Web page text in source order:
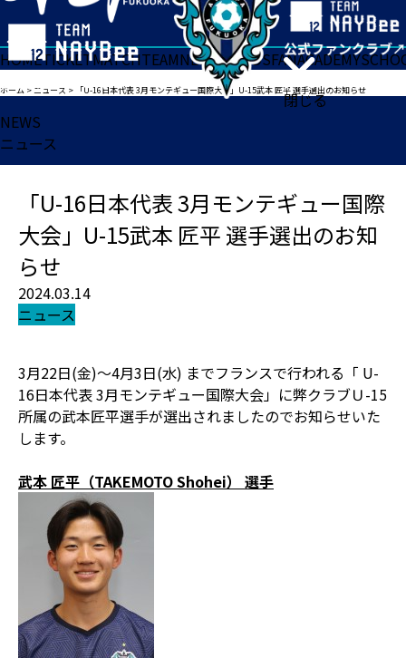
閉じる
HOMETICKETMATCHTEAMNEWSGOODSFANACADEMY
ホーム >ニュース > 「U-16日本代表 3月モンテギュー国際大会」U-15武本 匠平 選手選出のお知らせ
NEWS
ニュース
「U-16日本代表 3月モンテギュー国際
大会」U-15武本 匠平 選手選出のお知
らせ
2024.03.14
ニュース
3月22日(金)〜4月3日(水) までフランスで行われる「 U-
16日本代表 3月モンテギュー国際大会」に弊クラブＵ-15
所属の武本匠平選手が選出されましたのでお知らせいた
します。
武本 匠平（TAKEMOTO Shohei） 選手